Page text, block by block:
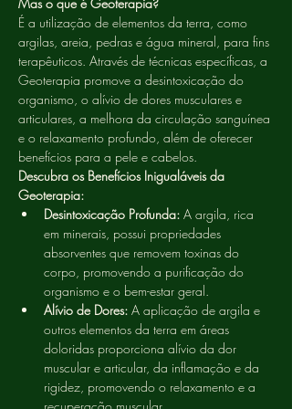
É a utilização de elementos da terra, como
argilas, areia, pedras e água mineral, para fins
terapêuticos. Através de técnicas específicas, a
Geoterapia promove a desintoxicação do
organismo, o alívio de dores musculares e
articulares, a melhora da circulação sanguínea
e o relaxamento profundo, além de oferecer
benefícios para a pele e cabelos.
Descubra os Benefícios Inigualáveis da
Geoterapia:
Desintoxicação Profunda: A argila, rica
em minerais, possui propriedades
absorventes que removem toxinas do
corpo, promovendo a purificação do
organismo e o bem-estar geral.
Alívio de Dores: A aplicação de argila e
outros elementos da terra em áreas
doloridas proporciona alívio da dor
muscular e articular, da inflamação e da
rigidez, promovendo o relaxamento e a